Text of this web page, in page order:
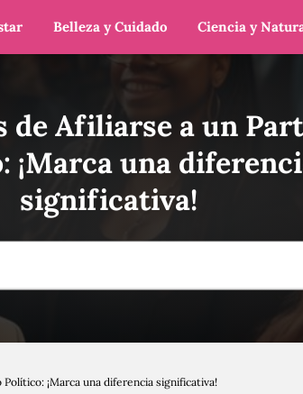
Belleza y Cuidado Ciencia y
de Afiliarse a un
¡Marca una
significativa!
¡Marca una diferencia significativa!